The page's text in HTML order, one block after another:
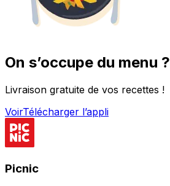
On s’occupe du menu ?
Livraison gratuite de vos recettes !
VoirTélécharger l’appli
Picnic